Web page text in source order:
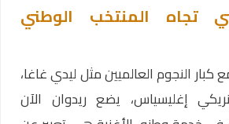
تجاه المنتخب الوطني
النجوم العالميين مثل ليدي غاغا،
إغليسياس، يضع ريدوان الآن